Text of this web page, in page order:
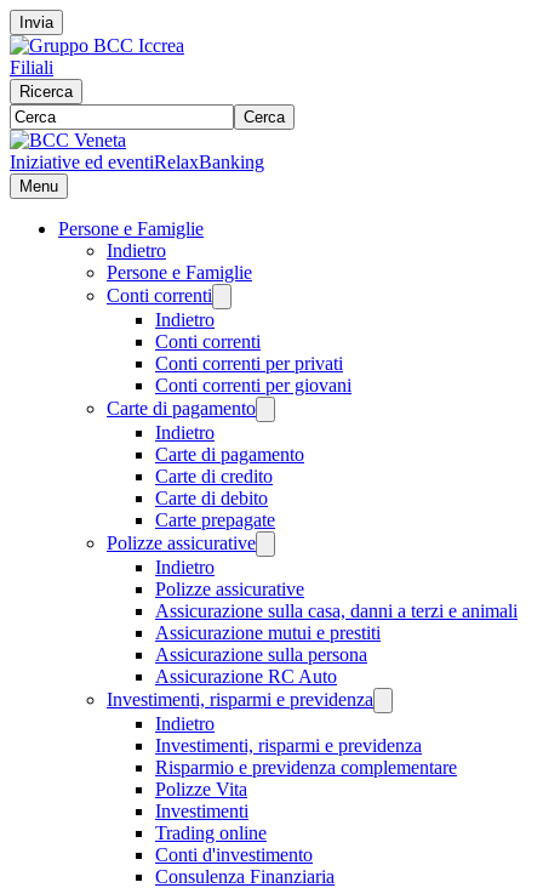
Invia
Filiali
Ricerca
Cerca
Iniziative ed eventiRelaxBanking
Menu
Persone e Famiglie
Indietro
Persone e Famiglie
Conti correnti
Indietro
Conti correnti
Conti correnti per privati
Conti correnti per giovani
Carte di pagamento
Indietro
Carte di pagamento
Carte di credito
Carte di debito
Carte prepagate
Polizze assicurative
Indietro
Polizze assicurative
Assicurazione sulla casa, danni a terzi e animali
Assicurazione mutui e prestiti
Assicurazione sulla persona
Assicurazione RC Auto
Investimenti, risparmi e previdenza
Indietro
Investimenti, risparmi e previdenza
Risparmio e previdenza complementare
Polizze Vita
Investimenti
Trading online
Conti d'investimento
Consulenza Finanziaria